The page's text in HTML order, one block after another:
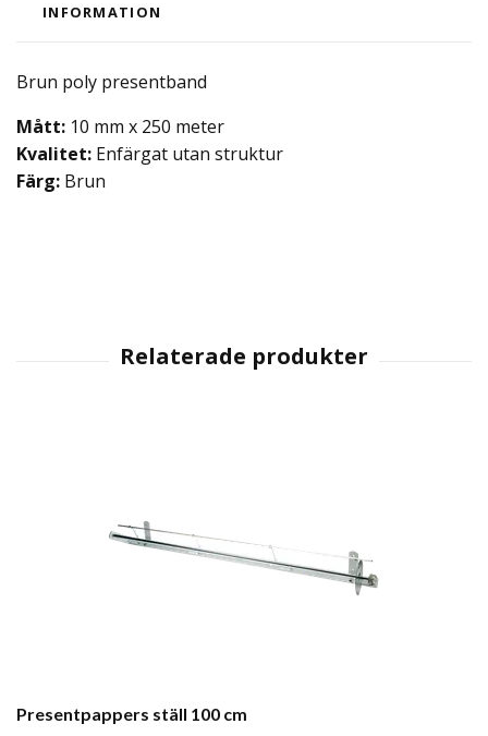
INFORMATION
Brun poly presentband
Mått: 10 mm x 250 meter
Kvalitet: Enfärgat utan struktur
Färg: Brun
Presentpappers ställ 100 cm